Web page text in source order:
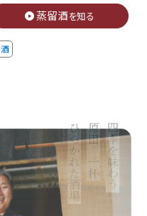
蒸留酒を知る
四季を味わう
原田の一杯
ひらかれた酒場